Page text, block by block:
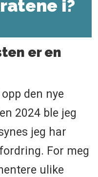
i?
er en
den nye
2024 ble jeg
jeg har
For meg
ulike